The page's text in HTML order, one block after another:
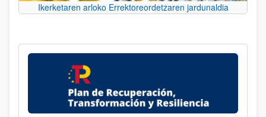
Ikerketaren arloko Errektoreordetzaren jardunaldia